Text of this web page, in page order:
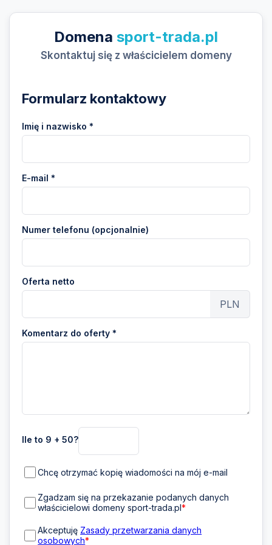
Domena sport-trada.pl
Skontaktuj się z właścicielem domeny
Formularz kontaktowy
Imię i nazwisko *
E-mail *
Numer telefonu (opcjonalnie)
Oferta netto
PLN
Komentarz do oferty *
Ile to 9 + 50?
Chcę otrzymać kopię wiadomości na mój e-mail
Zgadzam się na przekazanie podanych danych
właścicielowi domeny sport-trada.pl*
Akceptuję Zasady przetwarzania danych
osobowych*